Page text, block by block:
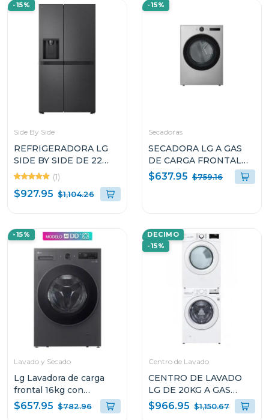
-15%
Side By Side
REFRIGERADORA LG
SIDE BY SIDE DE 22
CUFT COLOR NEGRO
SMART INVERTER
VS25LQIK
(1)
$927.95 $1,104.26
-15%
Secadoras
SECADORA LG A GAS
DE CARGA FRONTAL
22KG COLOR GRIS
THINQ DF74VFXS6
$637.95 $759.16
-15%
Lavado y Secado
Lg Lavadora de carga
frontal 16kg con
secadora integrada ai dd
wifi color grafito
$657.95 $782.96
DECIMO
-15%
Centro de Lavado
CENTRO DE LAVADO
LG DE 20KG A GAS
COLOR BLANCO
WM20/DF20
$966.95 $1,150.67